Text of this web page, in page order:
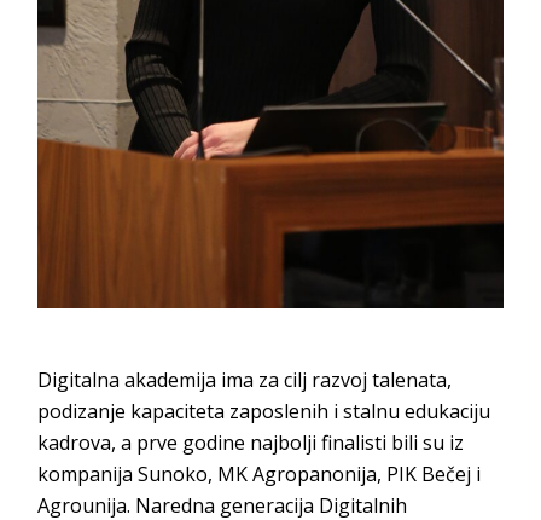
Digitalna akademija ima za cilj razvoj talenata,
podizanje kapaciteta zaposlenih i stalnu edukaciju
kadrova, a prve godine najbolji finalisti bili su iz
kompanija Sunoko, MK Agropanonija, PIK Bečej i
Agrounija. Naredna generacija Digitalnih